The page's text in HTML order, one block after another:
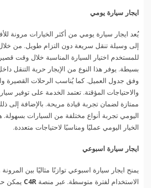
ايجار سيارة يومي
يُعد ايجار سيارة يومي من أكثر الخيارات مرونة
إلى وسيلة تنقل سريعة دون التزام طويل. من
للمستخدم اختيار السيارة المناسبة خلال وقت
بسيطة. يوفر هذا النوع من الإيجار حرية التنقل
وفق جدول العميل. كما يُناسب الرحلات القصيرة
والاحتياجات المؤقتة. تعتمد الخدمة على توفير
ممتازة لضمان تجربة قيادة مريحة. بالإضافة إلى
اليومي تجربة أنواع مختلفة من السيارات بسهولة.
الخيار اليومي عمليًا ومناسبًا لاحتياجات متعددة.
ايجار سيارة اسبوعي
يمنح ايجار سيارة اسبوعي توازنًا مثاليًا بين
الاستخدام لفترة متوسطة. عبر منصة C4R يمكن